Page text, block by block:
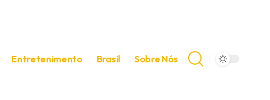
Entretenimento Brasil Sobre Nós